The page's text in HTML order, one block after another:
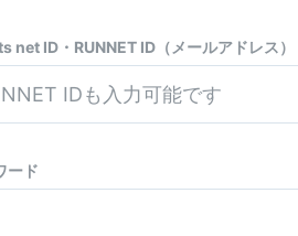
net ID・RUNNET ID（メールアドレス）
ード